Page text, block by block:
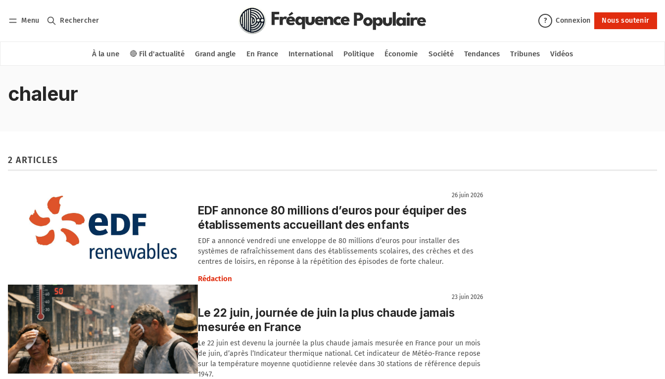
Menu Rechercher ? Connexion Nous soutenir
À la une 🔴 Fil d'actualité Grand angle En France International Politique Économie Société Tendances Tribunes Vidéos
Nous soutenir
chaleur
2 ARTICLES
26 juin 2026
EDF annonce 80 millions d’euros pour équiper des
établissements accueillant des enfants
EDF a annoncé vendredi une enveloppe de 80 millions d’euros pour installer des
systèmes de rafraîchissement dans des établissements scolaires, des crèches et des
centres de loisirs, en réponse à la répétition des épisodes de forte chaleur.
Rédaction
23 juin 2026
Le 22 juin, journée de juin la plus chaude jamais
mesurée en France
Le 22 juin est devenu la journée la plus chaude jamais mesurée en France pour un mois
de juin, d’après l’Indicateur thermique national. Cet indicateur de Météo-France repose
sur la température moyenne quotidienne relevée dans 30 stations de référence depuis
1947.